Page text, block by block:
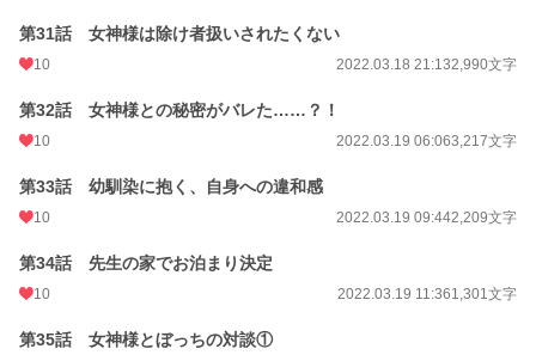
第31話 女神様は除け者扱いされたくない
10 2022.03.18 21:132,990文字
第32話 女神様との秘密がバレた……？！
10 2022.03.19 06:063,217文字
第33話 幼馴染に抱く、自身への違和感
10 2022.03.19 09:442,209文字
第34話 先生の家でお泊まり決定
10 2022.03.19 11:361,301文字
第35話 女神様とぼっちの対談①